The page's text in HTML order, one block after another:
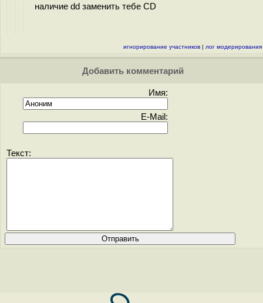
наличие dd заменить тебе CD
игнорирование участников | лог модерирования
Добавить комментарий
Имя:
E-Mail:
Текст: